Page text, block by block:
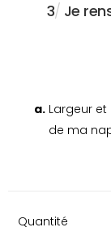
3/ Je
a. Largeur
de ma
Quantité